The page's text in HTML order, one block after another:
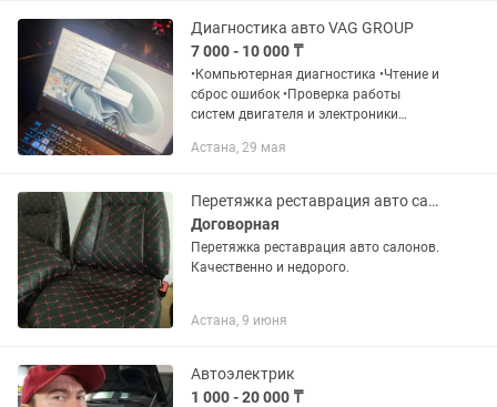
Диагностика авто VAG GROUP
7 000 - 10 000 ₸
•Компьютерная диагностика •Чтение и
сброс ошибок •Проверка работы
систем двигателя и электроники
•Консультации и рекомендации по
Астана, 29 мая
Перетяжка реставрация авто салонов
Договорная
Перетяжка реставрация авто салонов.
Качественно и недорого.
Астана, 9 июня
Автоэлектрик
1 000 - 20 000 ₸